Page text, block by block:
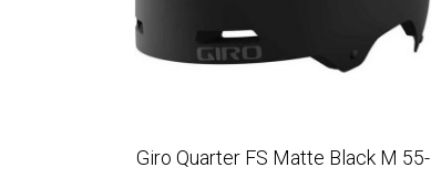
Giro Quarter FS Matte Black M 55-